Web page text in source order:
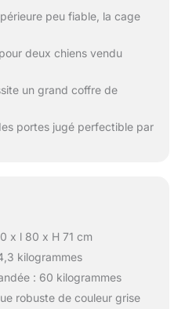
peu fiable, la cage
deux chiens vendu
un grand coffre de
portes jugé perfectible par
x l 80 x H 71 cm
kilogrammes
: 60 kilogrammes
robuste de couleur grise